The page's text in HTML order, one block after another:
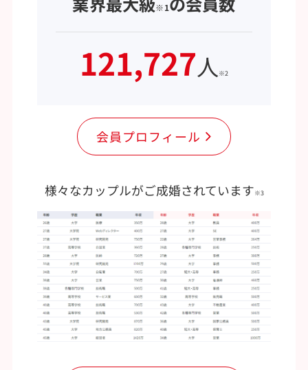
※1
121,727人※2
会員プロフィール
様々なカップルがご成婚されています※3